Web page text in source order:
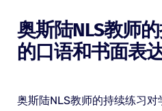
奥斯陆NLS教师
的口语和书面表
奥斯陆NLS教师的持续练习